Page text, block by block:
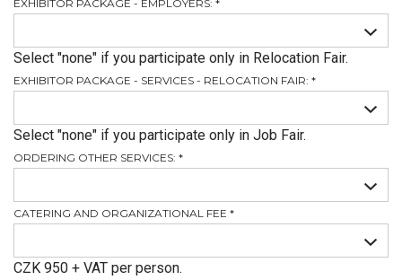
EXHIBITOR PACKAGE - EMPLOYERS: *
Select "none" if you participate only in Relocation Fair.
EXHIBITOR PACKAGE - SERVICES - RELOCATION FAIR: *
Select "none" if you participate only in Job Fair.
ORDERING OTHER SERVICES: *
CATERING AND ORGANIZATIONAL FEE *
CZK 950 + VAT per person.